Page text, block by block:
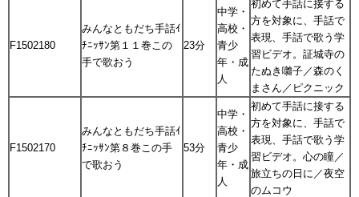
F1502180
みんなともだち手話ｲ
ﾁﾆｯｻﾝ第１１巻この
手で歌おう
23分
中学・
高校・
青少
年・成
人
初めて手話に接する
方を対象に、手話で
表現、手話で歌う学
習ビデオ。証城寺の
たぬき囃子／森のく
まさん／ピクニック
F1502170
みんなともだち手話ｲ
ﾁﾆｯｻﾝ第８巻この手
で歌おう
53分
中学・
高校・
青少
年・成
人
初めて手話に接する
方を対象に、手話で
表現、手話で歌う学
習ビデオ。心の瞳／
旅立ちの日に／夜空
のムコウ